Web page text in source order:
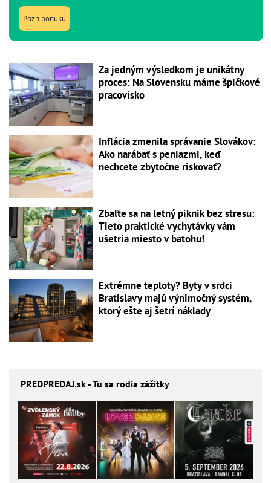
Pozri ponuku
Za jedným výsledkom je unikátny
proces: Na Slovensku máme špičkové
pracovisko
Inflácia zmenila správanie Slovákov:
Ako narábať s peniazmi, keď
nechcete zbytočne riskovať?
Zbaľte sa na letný piknik bez stresu:
Tieto praktické vychytávky vám
ušetria miesto v batohu!
Extrémne teploty? Byty v srdci
Bratislavy majú výnimočný systém,
ktorý ešte aj šetrí náklady
PREDPREDAJ.sk - Tu sa rodia zážitky